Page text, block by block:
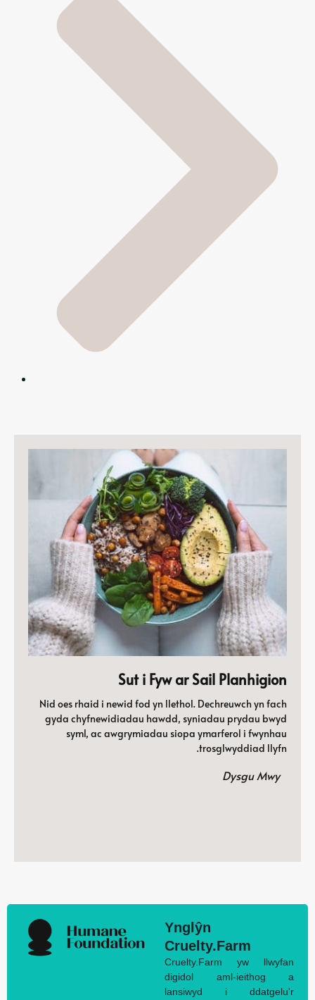
Sut i Fyw ar Sail Planhigion
Nid oes rhaid i newid fod yn llethol. Dechreuwch yn fach
gyda chyfnewidiadau hawdd, syniadau prydau bwyd
syml, ac awgrymiadau siopa ymarferol i fwynhau
trosglwyddiad llyfn.
Dysgu Mwy
Ynglŷn
Cruelty.Farm
Cruelty.Farm yw llwyfan
digidol aml-ieithog a
lansiwyd i ddatgelu'r